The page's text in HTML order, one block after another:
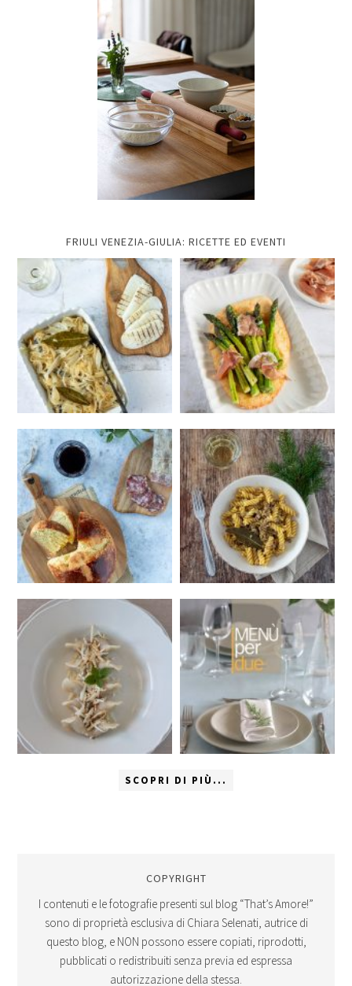
FRIULI VENEZIA-GIULIA: RICETTE ED EVENTI
SCOPRI DI PIÙ...
COPYRIGHT
I contenuti e le fotografie presenti sul blog “That’s Amore!”
sono di proprietà esclusiva di Chiara Selenati, autrice di
questo blog, e NON possono essere copiati, riprodotti,
pubblicati o redistribuiti senza previa ed espressa
autorizzazione della stessa.